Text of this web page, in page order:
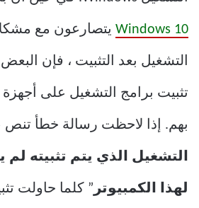
Windows 10 يتصارعون مع
التشغيل بعد التثبيت ، فإن
تثبيت برامج التشغيل على أجهزة
بهم. إذا لاحظت رسالة خطأ تنص
التشغيل الذي يتم تثبيته لم
لهذا الكمبيوتر ” كلما حاولت